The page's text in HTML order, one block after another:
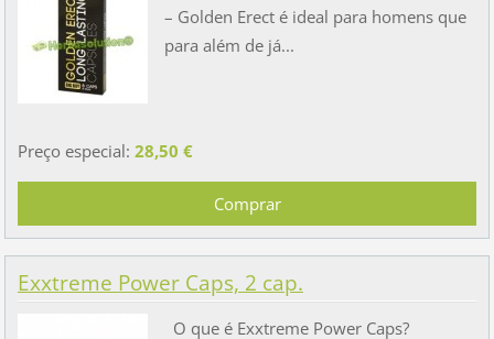
– Golden Erect é ideal para homens que
para além de já...
Preço especial: 28,50 €
Exxtreme Power Caps, 2 cap.
O que é Exxtreme Power Caps?